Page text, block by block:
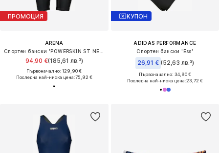
ПРОМОЦИЯ
ARENA
94,90 €(185,61 лв.³)
Първоначално: 129,90 €
Последна най-ниска цена:75,92 €
КУПОН
ADIDAS PERFORMANCE
Спортен бански 'Ess'
26,91 € (52,63 лв.³)
Първоначално: 34,90 €
Последна най-ниска цена:23,72 €